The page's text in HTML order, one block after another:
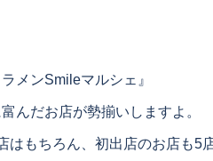
メンSmileマルシェ』
んだお店が勢揃いしますよ。
はもちろん、初出店のお店も5